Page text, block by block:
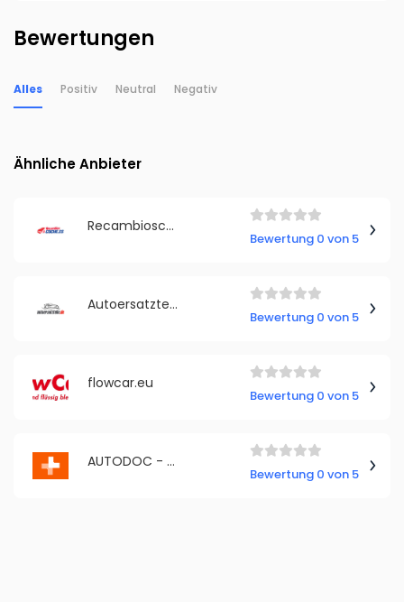
Bewertungen
Alles Positiv Neutral Negativ
Ähnliche Anbieter
Recambioscoche
Bewertung 0 von 5
Autoersatzteile Deutschland
Bewertung 0 von 5
flowcar.eu
Bewertung 0 von 5
AUTODOC - Romania
Bewertung 0 von 5